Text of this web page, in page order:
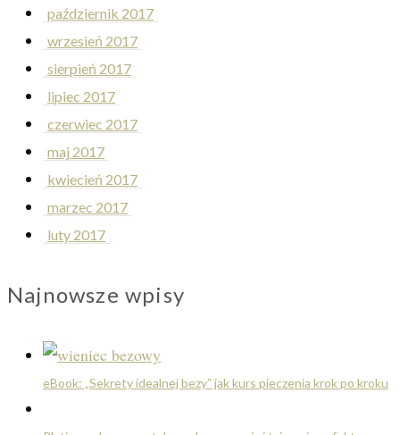
październik 2017
wrzesień 2017
sierpień 2017
lipiec 2017
czerwiec 2017
maj 2017
kwiecień 2017
marzec 2017
luty 2017
Najnowsze wpisy
eBook: „Sekrety idealnej bezy” jak kurs pieczenia krok po kroku